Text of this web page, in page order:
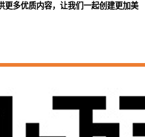
更多优质内容，让我们一起创建更加美